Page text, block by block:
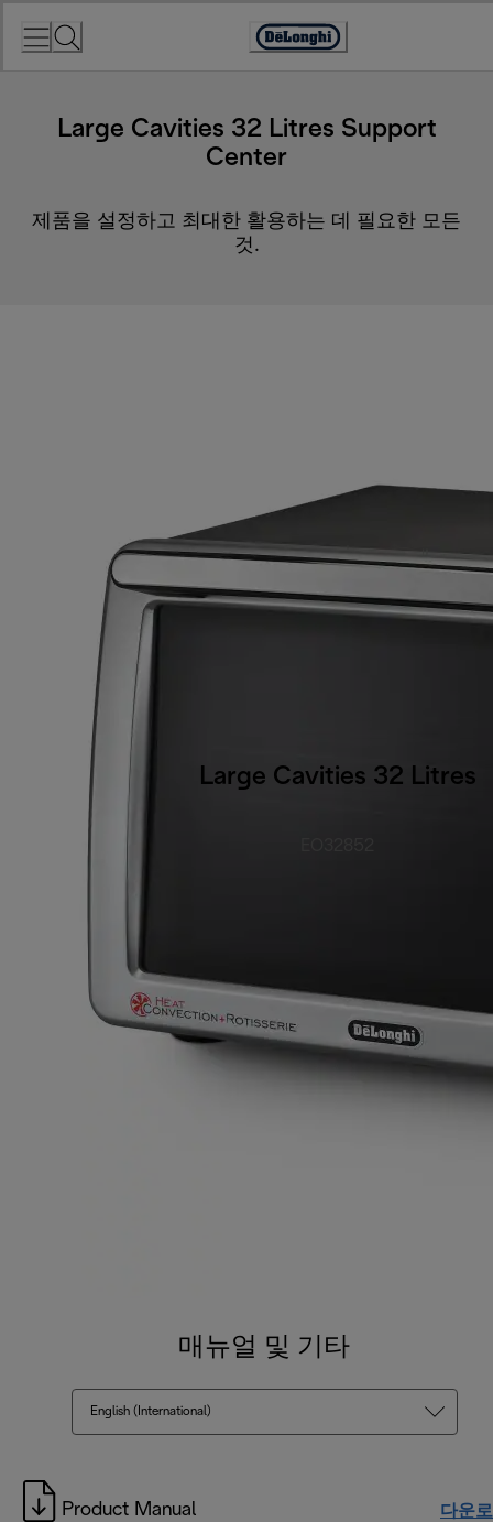
Accessibility
Large Cavities 32 Litres Support
Center
제품을 설정하고 최대한 활용하는 데 필요한 모든
것.
Large Cavities 32 Litres
매뉴얼 및 기타
English (International)
Product Manual 다운